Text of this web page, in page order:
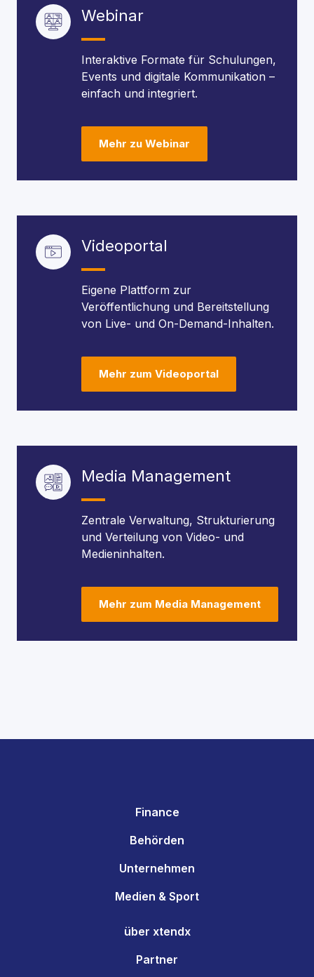
Webinar
Interaktive Formate für Schulungen,
Events und digitale Kommunikation –
einfach und integriert.
Mehr zu Webinar
Videoportal
Eigene Plattform zur
Veröffentlichung und Bereitstellung
von Live- und On-Demand-Inhalten.
Mehr zum Videoportal
Media Management
Zentrale Verwaltung, Strukturierung
und Verteilung von Video- und
Medieninhalten.
Mehr zum Media Management
Finance
Behörden
Unternehmen
Medien & Sport
über xtendx
Partner